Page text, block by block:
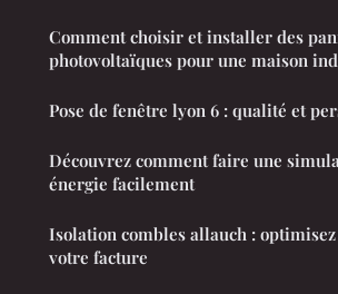
Comment choisir et installer des
photovoltaïques pour une maison
Pose de fenêtre lyon 6 : qualité et
Découvrez comment faire une
énergie facilement
Isolation combles allauch :
votre facture